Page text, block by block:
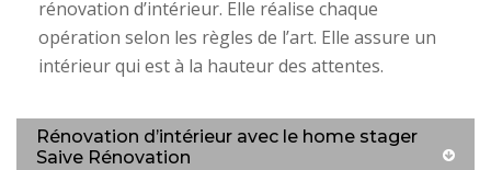
rénovation d’intérieur. Elle réalise chaque
opération selon les règles de l’art. Elle assure un
intérieur qui est à la hauteur des attentes.
Rénovation d’intérieur avec le home stager
Saive Rénovation